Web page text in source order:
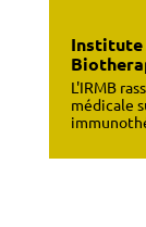
Institute
L'IRMB
médicale